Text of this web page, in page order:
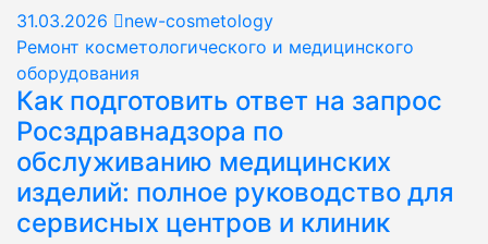
31.03.2026
new-cosmetology
Ремонт косметологического и медицинского
оборудования
Как подготовить ответ на запрос
Росздравнадзора по
обслуживанию медицинских
изделий: полное руководство для
сервисных центров и клиник